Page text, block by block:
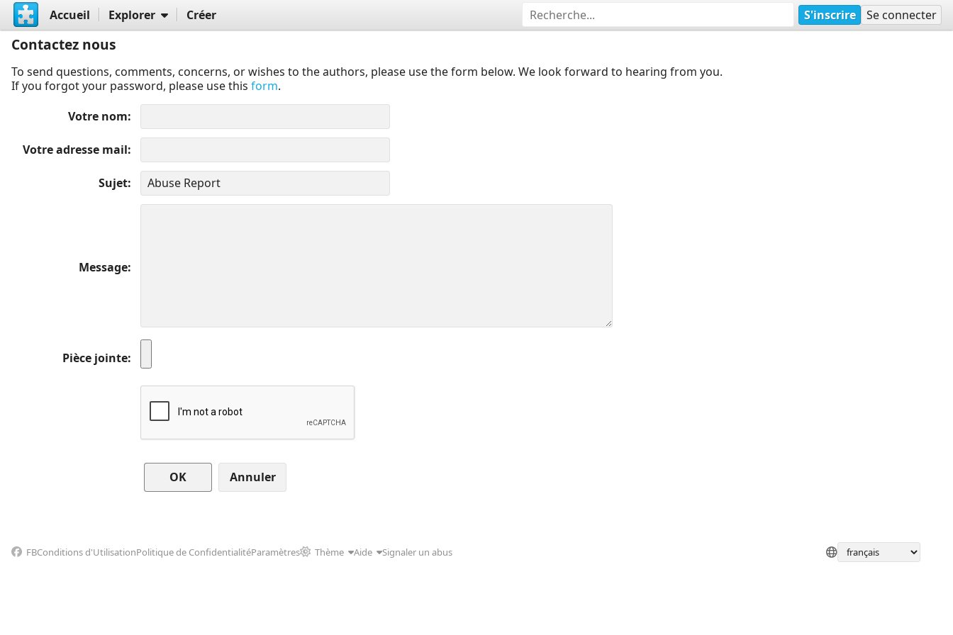
Accueil Explorer Créer S'inscrire Se connecter
Contactez nous
To send questions, comments, concerns, or wishes to the authors, please use the form below. We look forward to hearing from you.
If you forgot your password, please use this form.
Votre nom
Votre adresse mail
Sujet
Message
Pièce jointe
Annuler
FBConditions d'UtilisationPolitique de ConfidentialitéParamètres Thème Aide Signaler un abus